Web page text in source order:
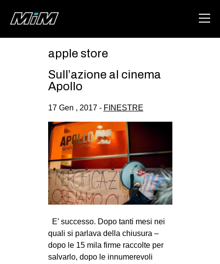
AREA
DEGENERAZIONE
GAZA FREESTYLE
CSOA LAMBRETTA
MSM
STUDENTI TSUNAMI
ZAM
MILANO
MOBILITAZIONI
SPAZI
apple store
Sull’azione al cinema
Apollo
17 Gen , 2017 - FINESTRE
E’ successo. Dopo tanti mesi nei
quali si parlava della chiusura –
dopo le 15 mila firme raccolte per
salvarlo, dopo le innumerevoli